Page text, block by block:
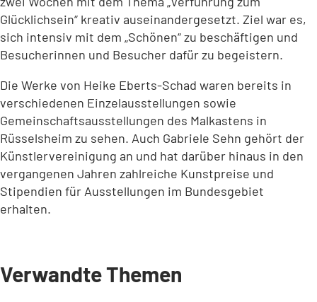
Glücklichsein“ kreativ auseinandergesetzt. Ziel war es,
sich intensiv mit dem „Schönen“ zu beschäftigen und
Besucherinnen und Besucher dafür zu begeistern.
Die Werke von Heike Eberts-Schad waren bereits in
verschiedenen Einzelausstellungen sowie
Gemeinschaftsausstellungen des Malkastens in
Rüsselsheim zu sehen. Auch Gabriele Sehn gehört der
Künstlervereinigung an und hat darüber hinaus in den
vergangenen Jahren zahlreiche Kunstpreise und
Stipendien für Ausstellungen im Bundesgebiet
erhalten.
Verwandte Themen